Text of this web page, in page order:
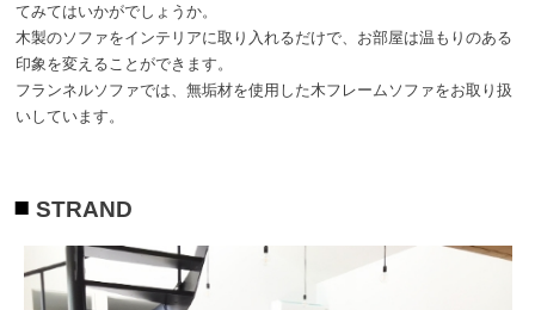
てみてはいかがでしょうか。
木製のソファをインテリアに取り入れるだけで、お部屋は温もりのある
印象を変えることができます。
フランネルソファでは、無垢材を使用した木フレームソファをお取り扱
いしています。
STRAND